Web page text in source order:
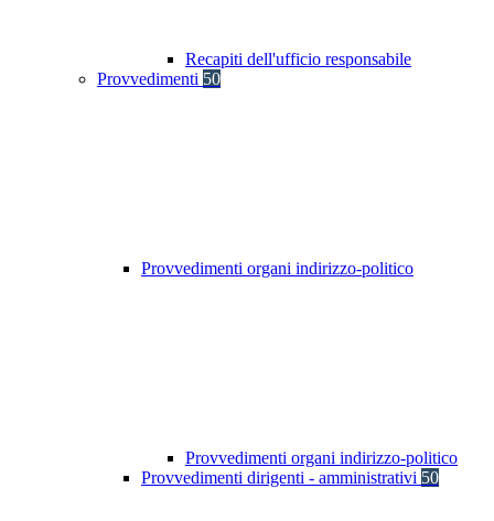
Recapiti dell'ufficio responsabile
Provvedimenti 50
Provvedimenti organi indirizzo-politico
Provvedimenti organi indirizzo-politico
Provvedimenti dirigenti - amministrativi 50